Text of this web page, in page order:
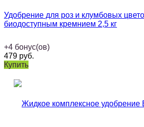
Удобрение для роз и клумбовых
биодоступным кремнием 2,5 кг
+4 бонус(ов)
479 руб.
Купить